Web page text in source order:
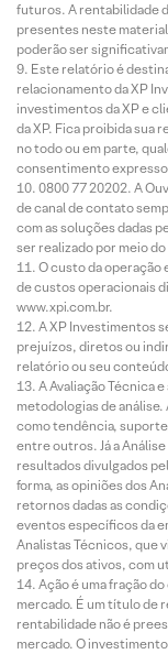
futuros. A rentabilidade
presentes neste
poderão ser
Este relatório é
relacionamento da XP
investimentos da XP e
da XP. Fica proibida sua
no todo ou em parte,
consentimento
0800 77 20202. A
de canal de contato
com as soluções dadas
ser realizado por meio
O custo da operação
de custos operacionais
www.xpi.com.br.
A XP Investimentos
prejuízos, diretos ou
relatório ou seu
A Avaliação Técnica
metodologias de
como tendência,
entre outros. Já a
resultados divulgados
forma, as opiniões dos
retornos dadas as
eventos específicos da
Analistas Técnicos, que
preços dos ativos, com
Ação é uma fração
mercado. É um título de
rentabilidade não é
mercado. O